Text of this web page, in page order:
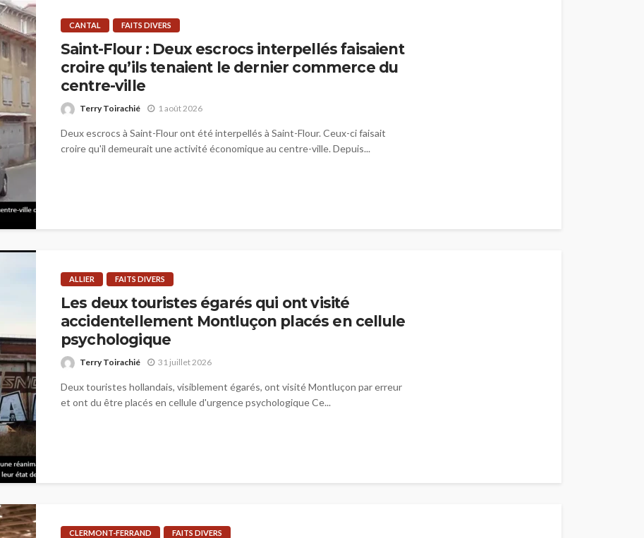
CANTAL FAITS DIVERS
Saint-Flour : Deux escrocs interpellés faisaient
croire qu’ils tenaient le dernier commerce du
centre-ville
Terry Toirachié 1 août 2026
Deux escrocs à Saint-Flour ont été interpellés à Saint-Flour. Ceux-ci faisait
croire qu'il demeurait une activité économique au centre-ville. Depuis...
ALLIER FAITS DIVERS
Les deux touristes égarés qui ont visité
accidentellement Montluçon placés en cellule
psychologique
Terry Toirachié 31 juillet 2026
Deux touristes hollandais, visiblement égarés, ont visité Montluçon par erreur
et ont du être placés en cellule d'urgence psychologique Ce...
CLERMONT-FERRAND FAITS DIVERS